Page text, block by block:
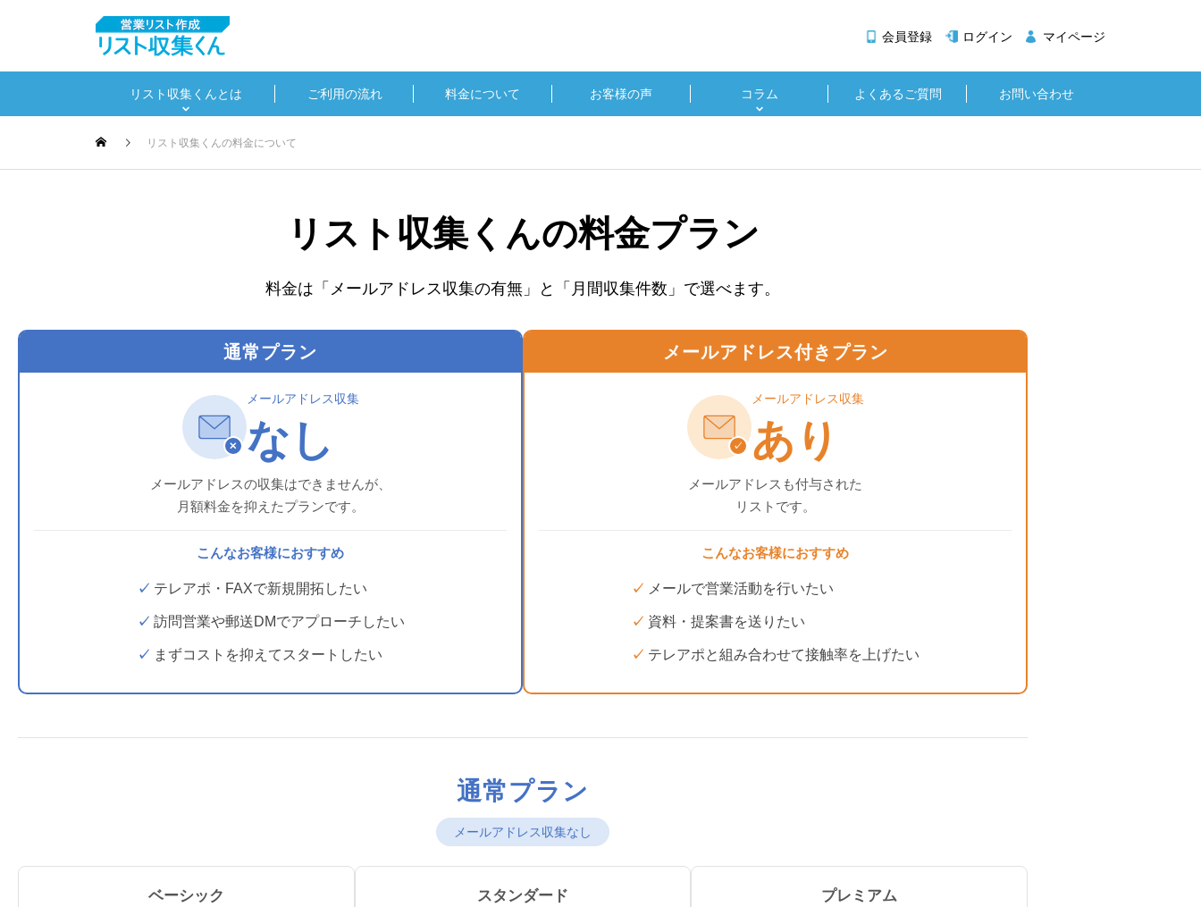
会員登録 ログイン マイページ
リスト収集くんとは ご利用の流れ 料金について お客様の声 コラム よくあるご質問 お問い合わせ
リスト収集くんの料金について
リスト収集くんの料金プラン
料金は「メールアドレス収集の有無」と「月間収集件数」で選べます。
通常プラン
✕
メールアドレス収集
なし
メールアドレスの収集はできませんが、
月額料金を抑えたプランです。
こんなお客様におすすめ
テレアポ・FAXで新規開拓したい
訪問営業や郵送DMでアプローチしたい
まずコストを抑えてスタートしたい
メールアドレス付きプラン
✓
メールアドレス収集
あり
メールアドレスも付与された
リストです。
こんなお客様におすすめ
メールで営業活動を行いたい
資料・提案書を送りたい
テレアポと組み合わせて接触率を上げたい
通常プラン
メールアドレス収集なし
ベーシック スタンダード プレミアム